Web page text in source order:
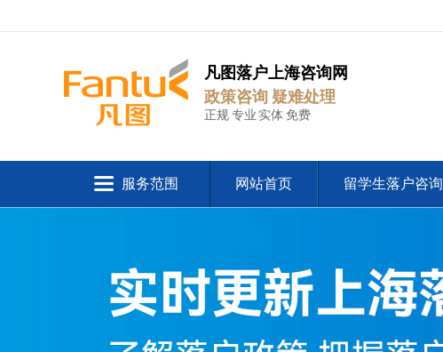
凡图落户上海咨询网
政策咨询 疑难处理
正规 专业 实体 免费
服务范围 网站首页 留学生落户咨询